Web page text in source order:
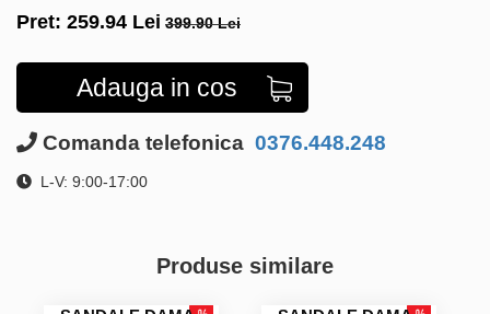
Pret: 259.94 Lei 399.90 Lei
Adauga in cos
Comanda telefonica 0376.448.248
L-V: 9:00-17:00
Produse similare